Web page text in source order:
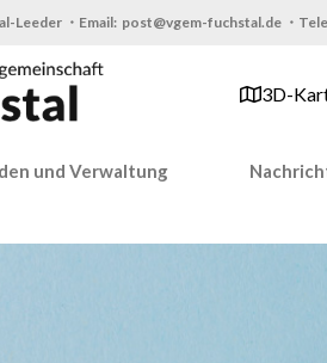
Leeder ・Email: post@vgem-fuchstal.de ・
3D-
und Verwaltung